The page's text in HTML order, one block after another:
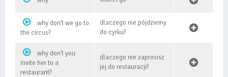
why don't we go to
the circus?
dlaczego nie pójdziemy
do cyrku?
why don't you
invite her to a
restaurant?
dlaczego nie zaprosisz
jej do restauracji?